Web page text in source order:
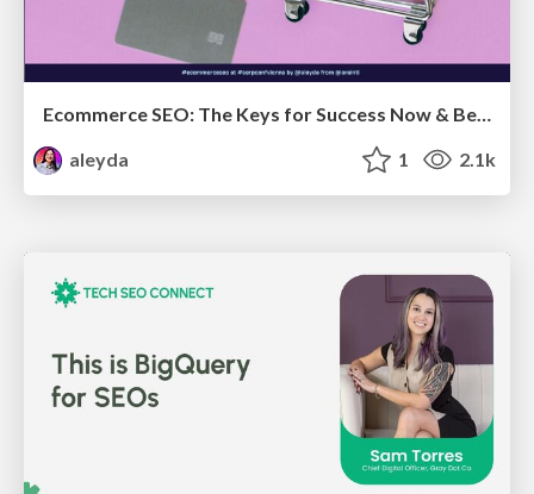
Ecommerce SEO: The Keys for Success Now & Beyond - #SERPConf2024
aleyda
1 2.1k